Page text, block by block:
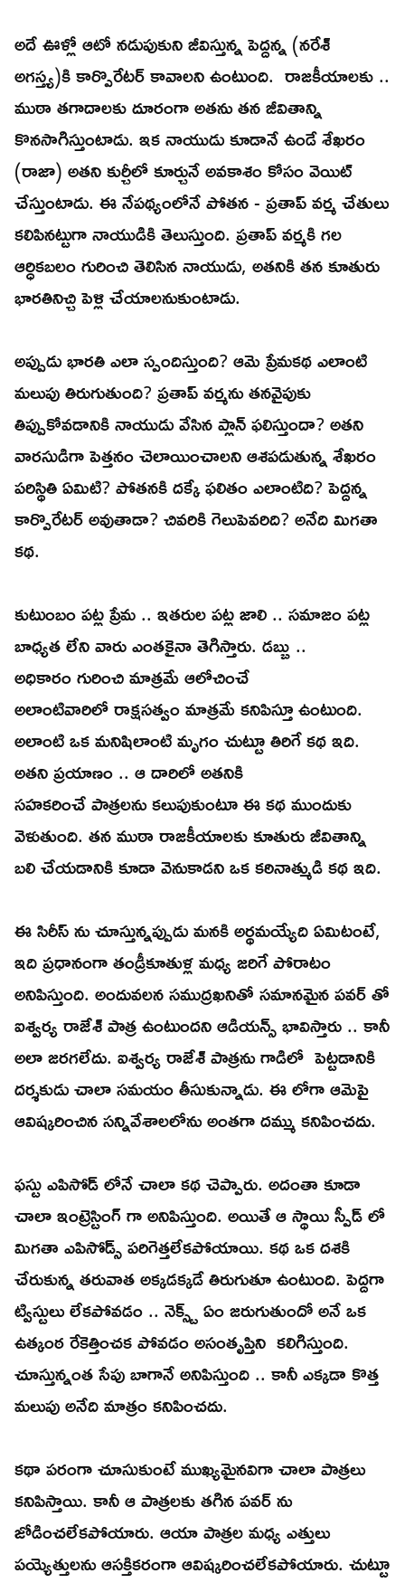
అదే ఊళ్లో ఆటో నడుపుకుని జీవిస్తున్న పెద్దన్న (నరేశ్
అగస్త్య)కి కార్పొరేటర్ కావాలని ఉంటుంది. రాజకీయాలకు ..
ముఠా తగాదాలకు దూరంగా అతను తన జీవితాన్ని
కొనసాగిస్తుంటాడు. ఇక నాయుడు కూడానే ఉండే శేఖరం
(రాజా) అతని కుర్చీలో కూర్చునే అవకాశం కోసం వెయిట్
చేస్తుంటాడు. ఈ నేపథ్యంలోనే పోతన - ప్రతాప్ వర్మ చేతులు
కలిపినట్టుగా నాయుడికి తెలుస్తుంది. ప్రతాప్ వర్మకి గల
ఆర్ధికబలం గురించి తెలిసిన నాయుడు, అతనికి తన కూతురు
భారతినిచ్చి పెళ్లి చేయాలనుకుంటాడు.
అప్పుడు భారతి ఎలా స్పందిస్తుంది? ఆమె ప్రేమకథ ఎలాంటి
మలుపు తిరుగుతుంది? ప్రతాప్ వర్మను తనవైపుకు
తిప్పుకోవడానికి నాయుడు వేసిన ప్లాన్ ఫలిస్తుందా? అతని
వారసుడిగా పెత్తనం చెలాయించాలని ఆశపడుతున్న శేఖరం
పరిస్థితి ఏమిటి? పోతనకి దక్కే ఫలితం ఎలాంటిది? పెద్దన్న
కార్పొరేటర్ అవుతాడా? చివరికి గెలుపెవరిది? అనేది మిగతా
కథ.
కుటుంబం పట్ల ప్రేమ .. ఇతరుల పట్ల జాలి .. సమాజం పట్ల
బాధ్యత లేని వారు ఎంతకైనా తెగిస్తారు. డబ్బు ..
అధికారం గురించి మాత్రమే ఆలోచించే
అలాంటివారిలో రాక్షసత్వం మాత్రమే కనిపిస్తూ ఉంటుంది.
అలాంటి ఒక మనిషిలాంటి మృగం చుట్టూ తిరిగే కథ ఇది.
అతని ప్రయాణం .. ఆ దారిలో అతనికి
సహకరించే పాత్రలను కలుపుకుంటూ ఈ కథ ముందుకు
వెళుతుంది. తన ముఠా రాజకీయాలకు కూతురు జీవితాన్ని
బలి చేయడానికి కూడా వెనుకాడని ఒక కఠినాత్ముడి కథ ఇది.
ఈ సిరీస్ ను చూస్తున్నప్పుడు మనకి అర్థమయ్యేది ఏమిటంటే,
ఇది ప్రధానంగా తండ్రీకూతుళ్ల మధ్య జరిగే పోరాటం
అనిపిస్తుంది. అందువలన సముద్రఖనితో సమానమైన పవర్ తో
ఐశ్వర్య రాజేశ్ పాత్ర ఉంటుందని ఆడియన్స్ భావిస్తారు .. కానీ
అలా జరగలేదు. ఐశ్వర్య రాజేశ్ పాత్రను గాడిలో పెట్టడానికి
దర్శకుడు చాలా సమయం తీసుకున్నాడు. ఈ లోగా ఆమెపై
ఆవిష్కరించిన సన్నివేశాలలోను అంతగా దమ్ము కనిపించదు.
ఫస్టు ఎపిసోడ్ లోనే చాలా కథ చెప్పారు. అదంతా కూడా
చాలా ఇంట్రెస్టింగ్ గా అనిపిస్తుంది. అయితే ఆ స్థాయి స్పీడ్ లో
మిగతా ఎపిసోడ్స్ పరిగెత్తలేకపోయాయి. కథ ఒక దశకి
చేరుకున్న తరువాత అక్కడక్కడే తిరుగుతూ ఉంటుంది. పెద్దగా
ట్విస్టులు లేకపోవడం .. నెక్స్ట్ ఏం జరుగుతుందో అనే ఒక
ఉత్కంఠ రేకెత్తించక పోవడం అసంతృప్తిని కలిగిస్తుంది.
చూస్తున్నంత సేపు బాగానే అనిపిస్తుంది .. కానీ ఎక్కడా కొత్త
మలుపు అనేది మాత్రం కనిపించదు.
కథా పరంగా చూసుకుంటే ముఖ్యమైనవిగా చాలా పాత్రలు
కనిపిస్తాయి. కానీ ఆ పాత్రలకు తగిన పవర్ ను
జోడించలేకపోయారు. ఆయా పాత్రల మధ్య ఎత్తులు
పయ్యెత్తులను ఆసక్తికరంగా ఆవిష్కరించలేకపోయారు. చుట్టూ